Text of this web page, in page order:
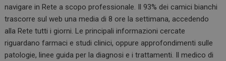
navigare in Rete a scopo professionale. Il 93% dei camici bianchi
trascorre sul web una media di 8 ore la settimana, accedendo
alla Rete tutti i giorni. Le principali informazioni cercate
riguardano farmaci e studi clinici, oppure approfondimenti sulle
patologie, linee guida per la diagnosi e i trattamenti. Il medico di